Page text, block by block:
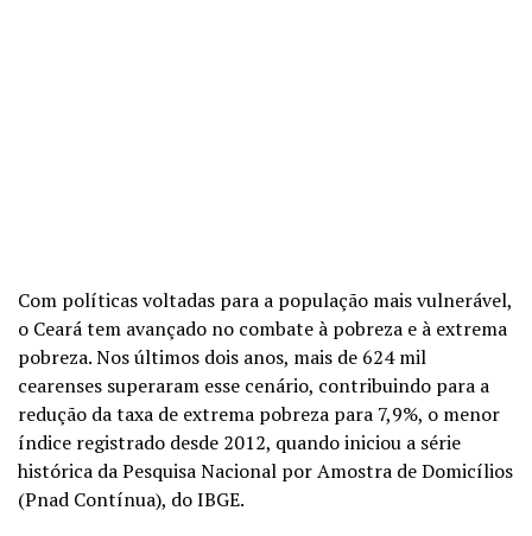
Com políticas voltadas para a população mais vulnerável,
o Ceará tem avançado no combate à pobreza e à extrema
pobreza. Nos últimos dois anos, mais de 624 mil
cearenses superaram esse cenário, contribuindo para a
redução da taxa de extrema pobreza para 7,9%, o menor
índice registrado desde 2012, quando iniciou a série
histórica da Pesquisa Nacional por Amostra de Domicílios
(Pnad Contínua), do IBGE.